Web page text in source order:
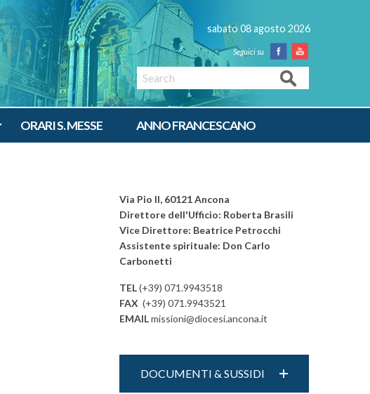
sabato 08 agosto 2026
Facebook
Youtube
Search
ORARI S. MESSE ANNO FRANCESCANO
Via Pio II, 60121 Ancona
Direttore dell'Ufficio: Roberta Brasili
Vice Direttore: Beatrice Petrocchi
Assistente spirituale: Don Carlo
Carbonetti
TEL(+39) 071.9943518
FAX (+39) 071.9943521
EMAILmissioni@diocesi.ancona.it
DOCUMENTI & SUSSIDI